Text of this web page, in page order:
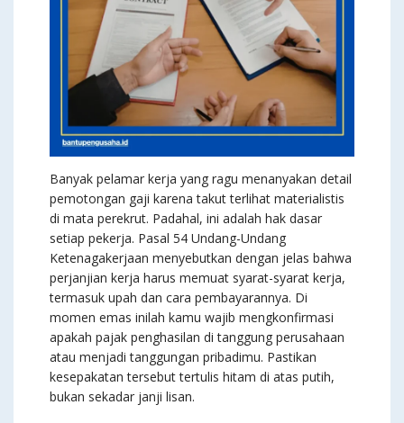
Banyak pelamar kerja yang ragu menanyakan detail
pemotongan gaji karena takut terlihat materialistis
di mata perekrut. Padahal, ini adalah hak dasar
setiap pekerja. Pasal 54 Undang-Undang
Ketenagakerjaan menyebutkan dengan jelas bahwa
perjanjian kerja harus memuat syarat-syarat kerja,
termasuk upah dan cara pembayarannya. Di
momen emas inilah kamu wajib mengkonfirmasi
apakah pajak penghasilan di tanggung perusahaan
atau menjadi tanggungan pribadimu. Pastikan
kesepakatan tersebut tertulis hitam di atas putih,
bukan sekadar janji lisan.